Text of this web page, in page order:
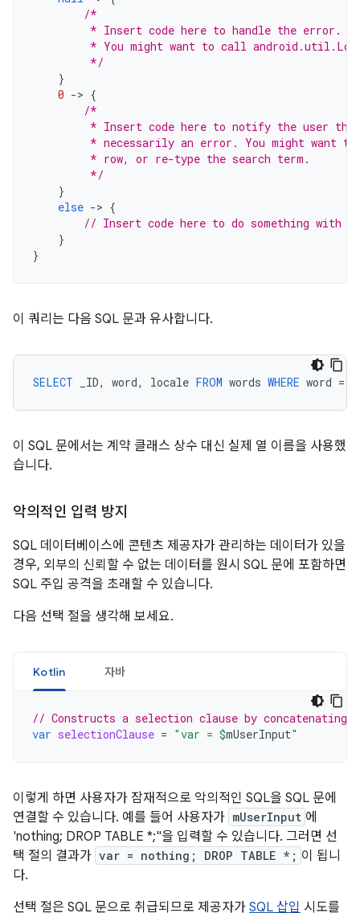
/*
* Insert code here to handle the error.
* You might want to call
         */
}
0 -> {
/*
* Insert code here to notify the user
* necessarily an error. You might want
         * row, or re-type the search term.
         */
}
else -> {
// Insert code here to do something with
}
}
이 쿼리는 다음 SQL 문과 유사합니다.
SELECT _ID, word, locale FROM words WHERE word =
이 SQL 문에서는 계약 클래스 상수 대신 실제 열 이름을 사용했
습니다.
악의적인 입력 방지
SQL 데이터베이스에 콘텐츠 제공자가 관리하는 데이터가 있을
경우, 외부의 신뢰할 수 없는 데이터를 원시 SQL 문에 포함하면
SQL 주입 공격을 초래할 수 있습니다.
다음 선택 절을 생각해 보세요.
Kotlin 자바
// Constructs a selection clause by concatenating
var selectionClause = "var = $mUserInput"
이렇게 하면 사용자가 잠재적으로 악의적인 SQL을 SQL 문에
연결할 수 있습니다. 예를 들어 사용자가 mUserInput 에
'nothing; DROP TABLE *;"을 입력할 수 있습니다. 그러면 선
택 절의 결과가 var = nothing; DROP TABLE *; 이 됩니
다.
선택 절은 SQL 문으로 취급되므로 제공자가 SQL 삽입 시도를